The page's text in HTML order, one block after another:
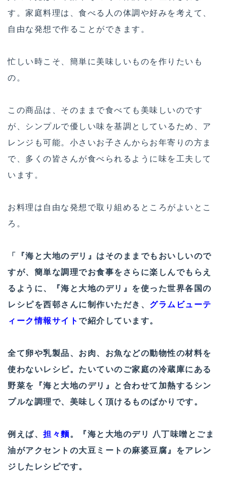
す。家庭料理は、食べる人の体調や好みを考えて、
自由な発想で作ることができます。
忙しい時こそ、簡単に美味しいものを作りたいも
の。
この商品は、そのままで食べても美味しいのです
が、シンプルで優しい味を基調としているため、ア
レンジも可能。小さいお子さんからお年寄りの方ま
で、多くの皆さんが食べられるように味を工夫して
います。
お料理は自由な発想で取り組めるところがよいとこ
ろ。
「『海と大地のデリ』はそのままでもおいしいので
すが、簡単な調理でお食事をさらに楽しんでもらえ
るように、『海と大地のデリ』を使った世界各国の
レシピを西邨さんに制作いただき、 グラムビューテ
ィーク情報サイト で紹介しています。
全て卵や乳製品、お肉、お魚などの動物性の材料を
使わないレシピ。たいていのご家庭の冷蔵庫にある
野菜を『海と大地のデリ』と合わせて加熱するシン
プルな調理で、美味しく頂けるものばかりです。
例えば、 担々麵。『海と大地のデリ 八丁味噌とごま
油がアクセントの大豆ミートの麻婆豆腐』をアレン
ジしたレシピです。